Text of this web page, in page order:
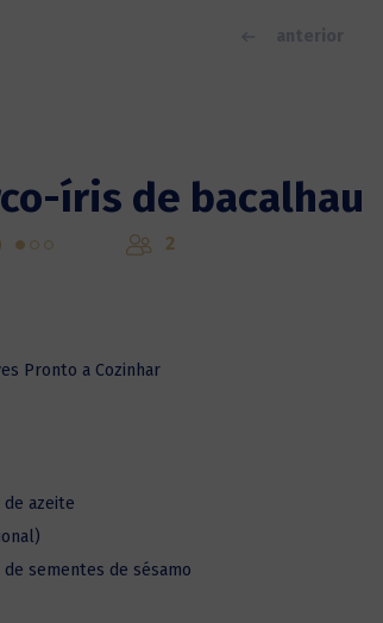
íris de bacalhau
2
Pronto a Cozinhar
azeite
sementes de sésamo